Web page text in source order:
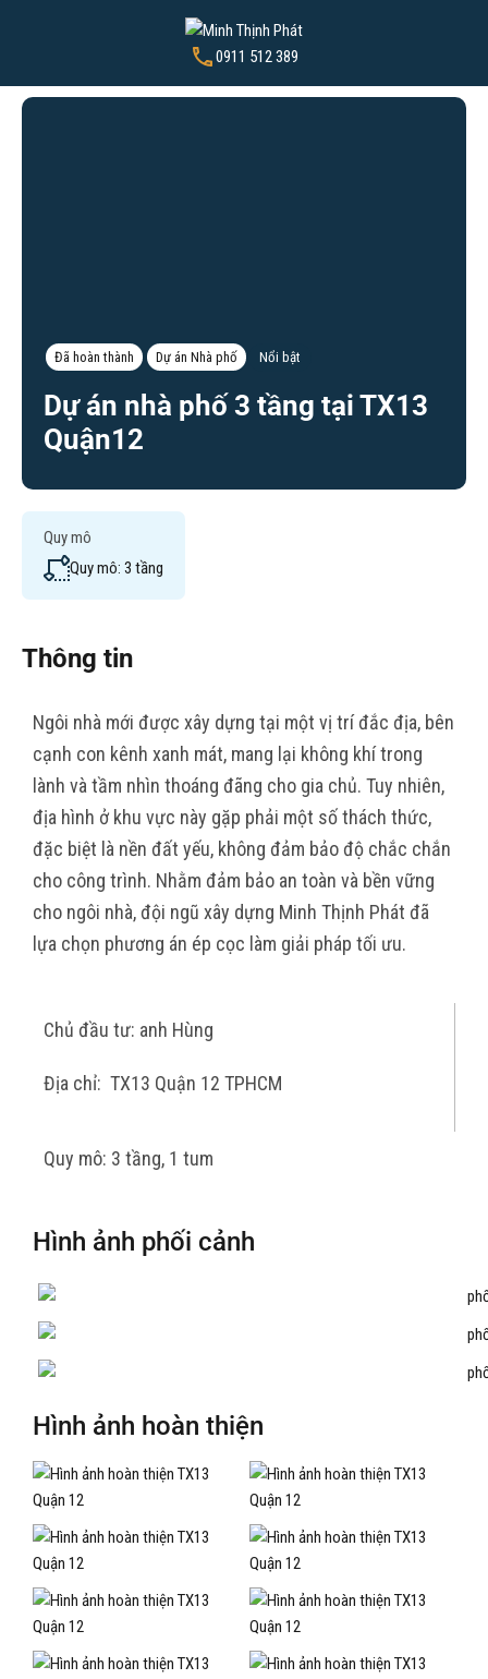
0911 512 389
Đã hoàn thành Dự án Nhà phố Nổi bật
Dự án nhà phố 3 tầng tại TX13
Quận12
Quy mô
Quy mô: 3 tầng
Thông tin
Ngôi nhà mới được xây dựng tại một vị trí đắc địa, bên
cạnh con kênh xanh mát, mang lại không khí trong
lành và tầm nhìn thoáng đãng cho gia chủ. Tuy nhiên,
địa hình ở khu vực này gặp phải một số thách thức,
đặc biệt là nền đất yếu, không đảm bảo độ chắc chắn
cho công trình. Nhằm đảm bảo an toàn và bền vững
cho ngôi nhà, đội ngũ xây dựng Minh Thịnh Phát đã
lựa chọn phương án ép cọc làm giải pháp tối ưu.
Chủ đầu tư: anh Hùng
Địa chỉ: TX13 Quận 12 TPHCM
Quy mô: 3 tầng, 1 tum
Hình ảnh phối cảnh
Hình ảnh hoàn thiện